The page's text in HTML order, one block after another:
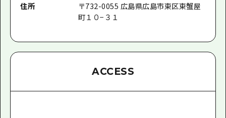
住所
〒732-0055 広島県広島市東区東蟹屋
町１０−３１
ACCESS